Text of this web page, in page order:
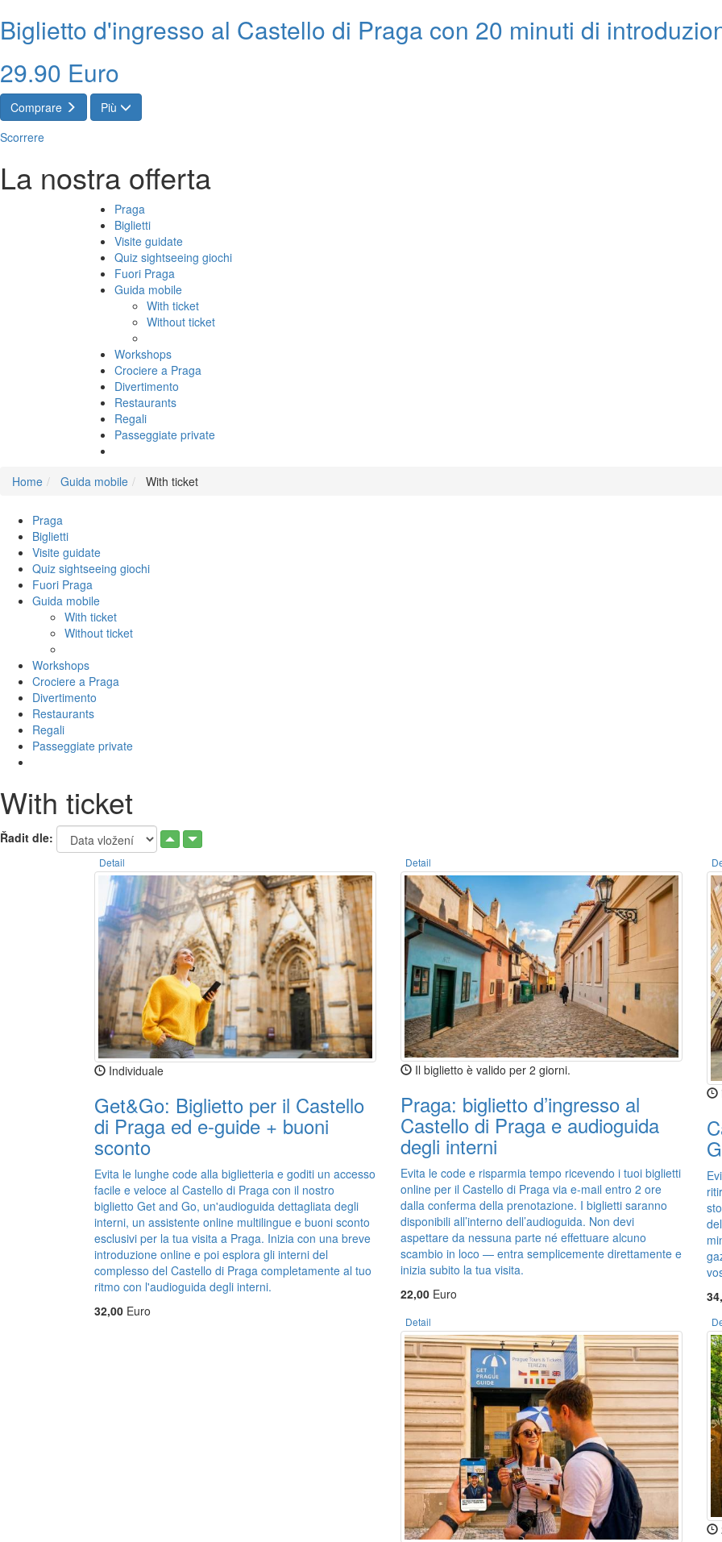
Biglietto d'ingresso al Castello di Praga con 20 minuti di
29.90 Euro
Comprare
Più
Scorrere
La nostra offerta
Praga
Biglietti
Visite guidate
Quiz sightseeing giochi
Fuori Praga
Guida mobile
With ticket
Without ticket
Workshops
Crociere a Praga
Divertimento
Restaurants
Regali
Passeggiate private
Home Guida mobile With ticket
Praga
Biglietti
Visite guidate
Quiz sightseeing giochi
Fuori Praga
Guida mobile
With ticket
Without ticket
Workshops
Crociere a Praga
Divertimento
Restaurants
Regali
Passeggiate private
With ticket
Řadit dle:
Detail
Individuale
Get&Go: Biglietto per il Castello
di Praga ed e-guide + buoni
sconto
Evita le lunghe code alla biglietteria e goditi un accesso
facile e veloce al Castello di Praga con il nostro
biglietto Get and Go, un'audioguida dettagliata degli
interni, un assistente online multilingue e buoni sconto
esclusivi per la tua visita a Praga. Inizia con una breve
introduzione online e poi esplora gli interni del
complesso del Castello di Praga completamente al tuo
ritmo con l'audioguida degli interni.
32,00 Euro
Detail
Il biglietto è valido per 2 giorni.
Praga: biglietto d’ingresso al
Castello di Praga e audioguida
degli interni
Evita le code e risparmia tempo ricevendo i tuoi biglietti
online per il Castello di Praga via e-mail entro 2 ore
dalla conferma della prenotazione. I biglietti saranno
disponibili all’interno dell’audioguida. Non devi
aspettare da nessuna parte né effettuare alcuno
scambio in loco — entra semplicemente direttamente e
inizia subito la tua visita.
22,00 Euro
Detail